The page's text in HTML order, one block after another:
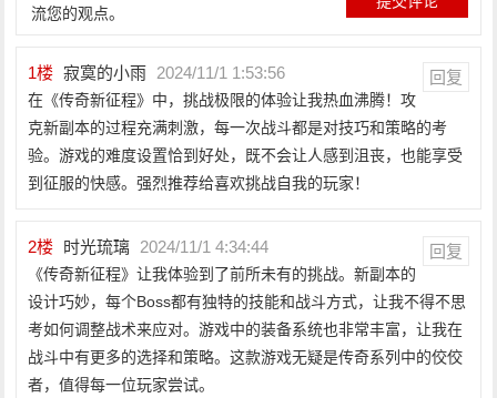
流您的观点。
1楼 寂寞的小雨 2024/11/1 1:53:56 回复
在《传奇新征程》中，挑战极限的体验让我热血沸腾！攻
克新副本的过程充满刺激，每一次战斗都是对技巧和策略的考
验。游戏的难度设置恰到好处，既不会让人感到沮丧，也能享受
到征服的快感。强烈推荐给喜欢挑战自我的玩家！
2楼 时光琉璃 2024/11/1 4:34:44 回复
《传奇新征程》让我体验到了前所未有的挑战。新副本的
设计巧妙，每个Boss都有独特的技能和战斗方式，让我不得不思
考如何调整战术来应对。游戏中的装备系统也非常丰富，让我在
战斗中有更多的选择和策略。这款游戏无疑是传奇系列中的佼佼
者，值得每一位玩家尝试。